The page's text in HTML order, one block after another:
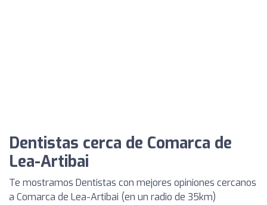
Dentistas cerca de Comarca de
Lea-Artibai
Te mostramos Dentistas con mejores opiniones cercanos
a Comarca de Lea-Artibai (en un radio de 35km)